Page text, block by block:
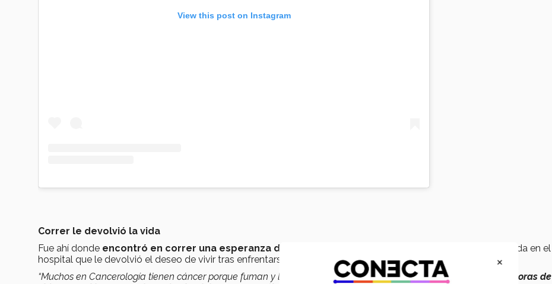
View this post on Instagram
Correr le devolvió la vida
Fue ahí donde encontró en correr una esperanza de vida,
pues cuenta, un día vio una estadística publicada en el
hospital que le devolvió el deseo de vivir tras enfrentarse a la lucha contra esta rara enfermedad.
“Muchos en Cancerología tienen cáncer porque fuman y la estadística decía“si tú fumas un cigarro, pierdes 3 horas de
×